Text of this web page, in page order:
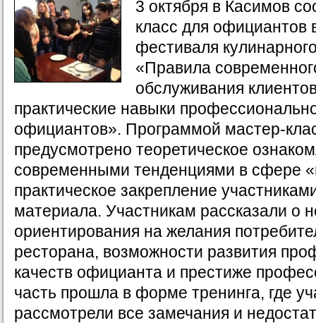
3 октября в Касимов
класс для официантов
фестиваля
«Правила
обслуживания
практические навыки
официантов». Программой мастер-
предусмотрено теоретическое
современными тенденциями в сфере
практическое закрепление
материала. Участникам рассказали о
ориентирования на желания
ресторана, возможности развития
качеств официанта и престиже
часть прошла в форме тренинга, где
рассмотрели все замечания и